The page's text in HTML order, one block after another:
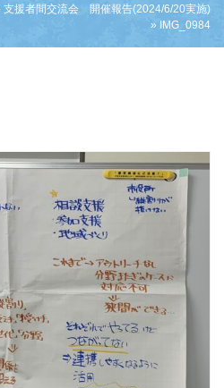
支援者間交流会 開催報告(2024/6/20実施)
»
IMG_0984